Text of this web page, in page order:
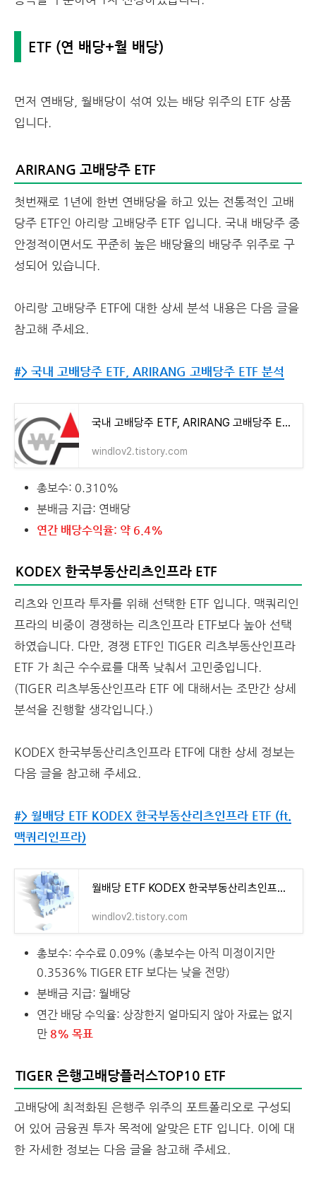
ETF (연 배당+월 배당)
먼저 연배당, 월배당이 섞여 있는 배당 위주의 ETF 상품
입니다.
ARIRANG 고배당주 ETF
첫번째로 1년에 한번 연배당을 하고 있는 전통적인 고배
당주 ETF인 아리랑 고배당주 ETF 입니다. 국내 배당주 중
안정적이면서도 꾸준히 높은 배당율의 배당주 위주로 구
성되어 있습니다.
아리랑 고배당주 ETF에 대한 상세 분석 내용은 다음 글을
참고해 주세요.
#> 국내 고배당주 ETF, ARIRANG 고배당주 ETF 분석
국내 고배당주 ETF, ARIRANG 고배당주 ETF 분석
windlov2.tistory.com
총보수: 0.310%
분배금 지급: 연배당
연간 배당수익율: 약 6.4%
KODEX 한국부동산리츠인프라 ETF
리츠와 인프라 투자를 위해 선택한 ETF 입니다. 맥쿼리인
프라의 비중이 경쟁하는 리츠인프라 ETF보다 높아 선택
하였습니다. 다만, 경쟁 ETF인 TIGER 리츠부동산인프라
ETF 가 최근 수수료를 대폭 낮춰서 고민중입니다.
(TIGER 리츠부동산인프라 ETF 에 대해서는 조만간 상세
분석을 진행할 생각입니다.)
KODEX 한국부동산리츠인프라 ETF에 대한 상세 정보는
다음 글을 참고해 주세요.
#> 월배당 ETF KODEX 한국부동산리츠인프라 ETF (ft.
맥쿼리인프라)
월배당 ETF KODEX 한국부동산리츠인프라 ETF (ft. 맥쿼리인프라)
windlov2.tistory.com
총보수: 수수료 0.09% (총보수는 아직 미정이지만
0.3536% TIGER ETF 보다는 낮을 전망)
분배금 지급: 월배당
연간 배당 수익율: 상장한지 얼마되지 않아 자료는 없지
만 8% 목표
TIGER 은행고배당플러스TOP10 ETF
고배당에 최적화된 은행주 위주의 포트폴리오로 구성되
어 있어 금융권 투자 목적에 알맞은 ETF 입니다. 이에 대
한 자세한 정보는 다음 글을 참고해 주세요.